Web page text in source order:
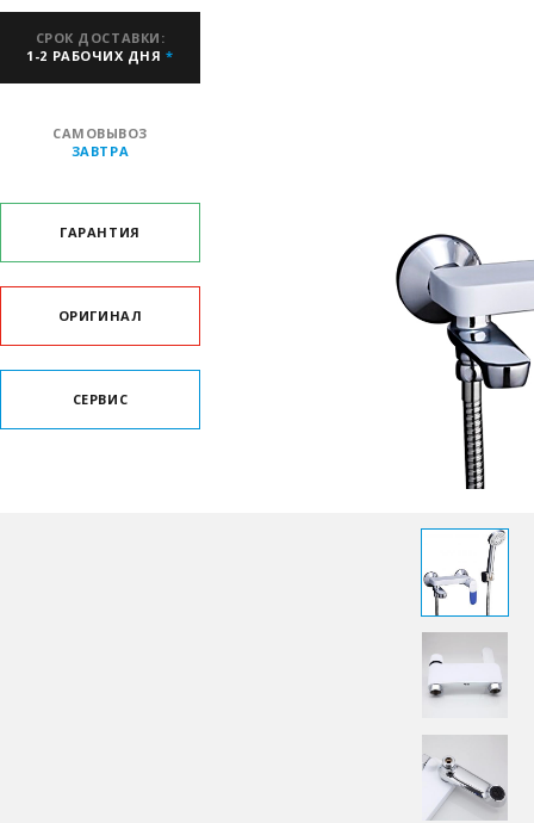
СРОК ДОСТАВКИ:
1-2 РАБОЧИХ ДНЯ*
САМОВЫВОЗ
ЗАВТРА
ГАРАНТИЯ
ОРИГИНАЛ
СЕРВИС